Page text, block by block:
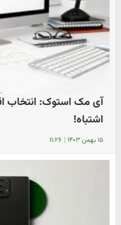
آی مک استوک: انتخاب
اشتباه!
۱۵ بهمن ۱۴۰۳ | ۱۱:۲۶